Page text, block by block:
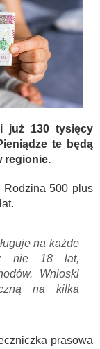
już 130 tysięcy
te będą
regionie.
Rodzina 500 plus
na każde
nie 18 lat,
Wnioski
na kilka
prasowa